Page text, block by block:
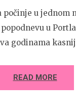
počinje u jednom
u
godinama
READ MORE